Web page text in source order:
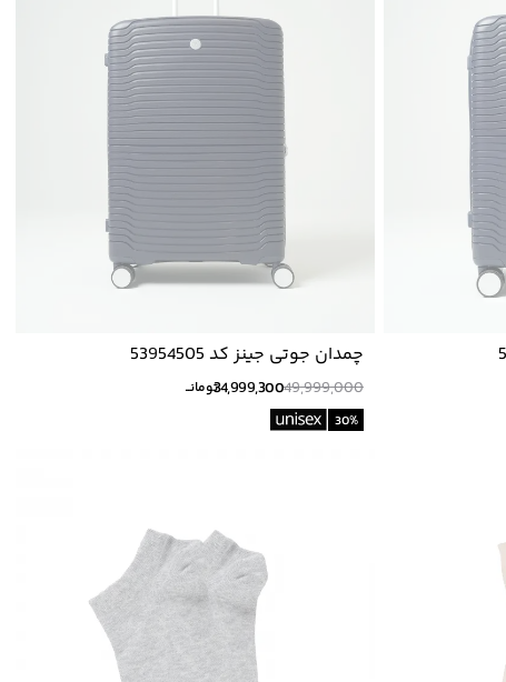
چمدان جوتی جینز کد 53954505
49,999,000
34,999,300تومانــ
30%